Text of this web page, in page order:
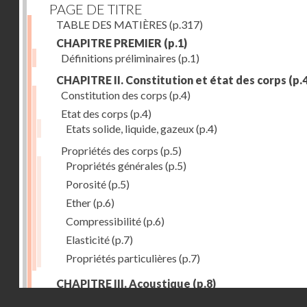
PAGE DE TITRE
TABLE DES MATIÈRES (p.317)
CHAPITRE PREMIER (p.1)
Définitions préliminaires (p.1)
CHAPITRE II. Constitution et état des corps
Constitution des corps (p.4)
Etat des corps (p.4)
Etats solide, liquide, gazeux(p.4)
Propriétés des corps (p.5)
Propriétés générales (p.5)
Porosité(p.5)
Ether(p.6)
Compressibilité(p.6)
Elasticité(p.7)
Propriétés particulières (p.7)
CHAPITRE III. Acoustique (p.8)